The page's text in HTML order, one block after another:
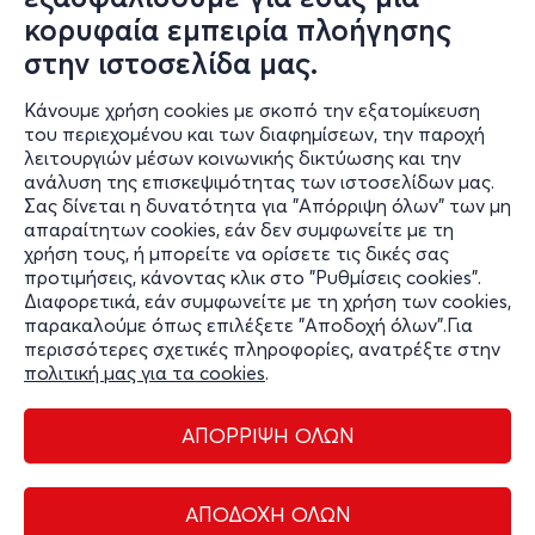
κορυφαία εμπειρία πλοήγησης
στην ιστοσελίδα μας.
Κάνουμε χρήση cookies με σκοπό την εξατομίκευση
του περιεχομένου και των διαφημίσεων, την παροχή
λειτουργιών μέσων κοινωνικής δικτύωσης και την
ανάλυση της επισκεψιμότητας των ιστοσελίδων μας.
Σας δίνεται η δυνατότητα για "Απόρριψη όλων" των μη
απαραίτητων cookies, εάν δεν συμφωνείτε με τη
χρήση τους, ή μπορείτε να ορίσετε τις δικές σας
προτιμήσεις, κάνοντας κλικ στο "Ρυθμίσεις cookies".
Διαφορετικά, εάν συμφωνείτε με τη χρήση των cookies,
παρακαλούμε όπως επιλέξετε "Αποδοχή όλων".Για
περισσότερες σχετικές πληροφορίες, ανατρέξτε στην
πολιτική μας για τα cookies.
ΑΠΟΡΡΙΨΗ ΟΛΩΝ
ΑΠΟΔΟΧΗ ΟΛΩΝ
Ο ΧΩΡΟΣ
Εθνικό Θέατρο Rex - Σκηνή Μ. Κοτοπούλη
Το θέατρο Κοτοπούλη χρησιμοποιείται ως σκηνή του
Εθνικού Θεάτρου. Έχει πλατεία, περιμετρικό εξώστη και 15
θεωρεία καθώς και αμφιθεατρικό υπερώο. Η σκηνή του
είναι η μεγαλύτερη της Αθήνας.
Διαχείριση cookies
Όροι Χρήσης